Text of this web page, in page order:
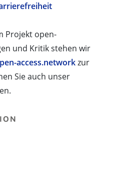
Projekt open-
und Kritik stehen wir
access.networkzur
Sie auch unser